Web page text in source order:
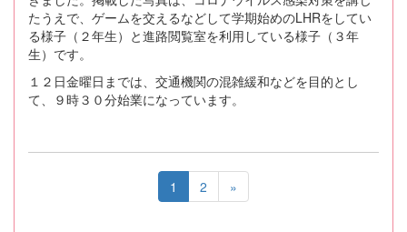
たうえで、ゲームを交えるなどして学期始めのLHRをしてい
る様子（２年生）と進路閲覧室を利用している様子（３年
生）です。
１２日金曜日までは、交通機関の混雑緩和などを目的とし
て、９時３０分始業になっています。
1 2 »